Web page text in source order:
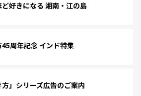
好きになる 湘南・江の島
周年記念 インド特集
方」シリーズ広告のご案内